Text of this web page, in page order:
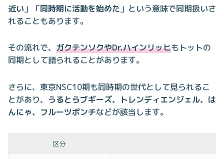
近い 」「同時期に活動を始めた 」という意味で同期扱いさ
れることもあります。
その流れで、 ガクテンソクやDr.ハインリッヒもトットの
同期として語られることがあります。
さらに、東京NSC10期も同時期の世代として見られるこ
とがあり、 うるとらブギーズ、トレンディエンジェル、は
んにゃ、フルーツポンチなどが該当します。
区分